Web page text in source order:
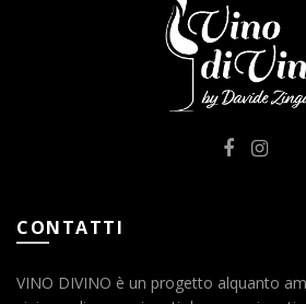
CONTATTI
VINO DIVINO è un progetto alquanto